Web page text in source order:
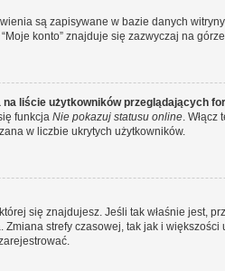
są zapisywane w bazie danych
konto” znajduje się zazwyczaj na
liście użytkowników przeglądających
funkcja Nie pokazuj statusu online. Włącz
w liczbie ukrytych użytkowników.
się znajdujesz. Jeśli tak właśnie jest,
strefy czasowej, tak jak i